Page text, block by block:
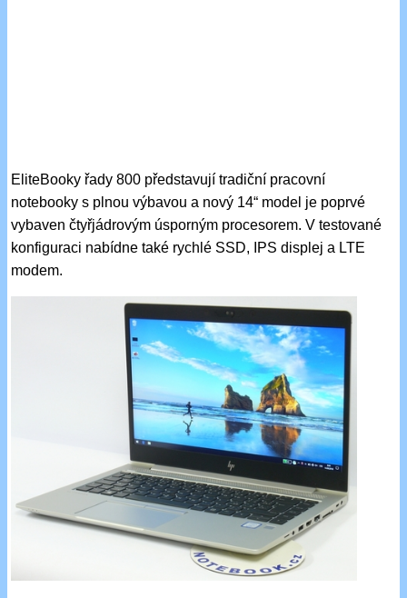
EliteBooky řady 800 představují tradiční pracovní
notebooky s plnou výbavou a nový 14“ model je poprvé
vybaven čtyřjádrovým úsporným procesorem. V testované
konfiguraci nabídne také rychlé SSD, IPS displej a LTE
modem.